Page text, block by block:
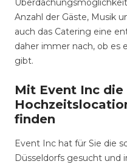
Anzahl der Gäste, Musik
auch das Catering eine
daher immer nach, ob es
gibt.
Mit Event Inc
finden
Event Inc hat für Sie die
Düsseldorfs gesucht und